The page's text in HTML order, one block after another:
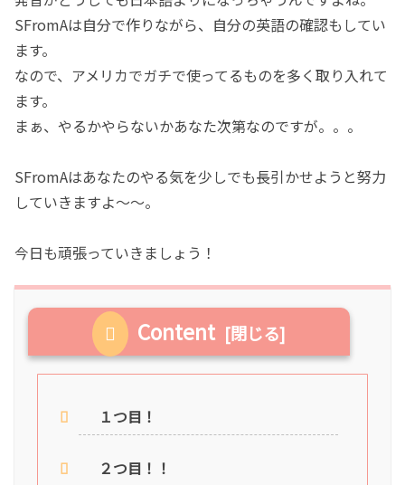
SFromAは自分で作りながら、自分の英語の確認もしてい
ます。
なので、アメリカでガチで使ってるものを多く取り入れて
ます。
まぁ、やるかやらないかあなた次第なのですが。。。
SFromAはあなたのやる気を少しでも長引かせようと努力
していきますよ〜〜。
今日も頑張っていきましょう！
Content
１つ目！
２つ目！！